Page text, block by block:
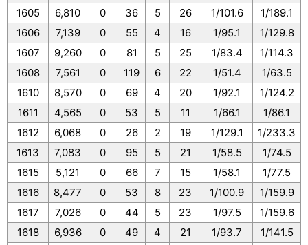
1605
6,810 0 36 5 26 1/101.6 1/189.1
1606
7,139 0 55 4 16 1/95.1 1/129.8
1607
9,260 0 81 5 25 1/83.4 1/114.3
1608
7,561 0 119 6 22 1/51.4
1/63.5
1610
8,570 0 69 4 20 1/92.1 1/124.2
1611
4,565 0 53 5 11 1/66.1
1/86.1
1612
6,068 0 26 2 19 1/129.1 1/233.3
1613
7,083 0 95 5 21 1/58.5
1/74.5
1615
5,121 0 66 7 15 1/58.1
1/77.5
1616
8,477 0 53 8 23 1/100.9 1/159.9
1617
7,026 0 44 5 23 1/97.5 1/159.6
1618
6,936 0 49 4 21 1/93.7 1/141.5